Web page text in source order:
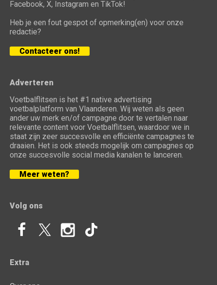
Facebook, X, Instagram en TikTok!
Heb je een fout gespot of opmerking(en) voor onze
redactie?
Contacteer ons!
Adverteren
Voetbalflitsen is het #1 native advertising
voetbalplatform van Vlaanderen. Wij weten als geen
ander uw merk en/of campagne door te vertalen naar
relevante content voor Voetbalflitsen, waardoor we in
staat zijn zeer succesvolle en efficiënte campagnes te
draaien. Het is ook steeds mogelijk om campagnes op
onze succesvolle social media kanalen te lanceren.
Meer weten?
Volg ons
Extra